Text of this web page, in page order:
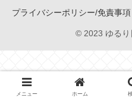
プライバシーポリシー/免責事項
© 2023 ゆるり
メニュー ホーム